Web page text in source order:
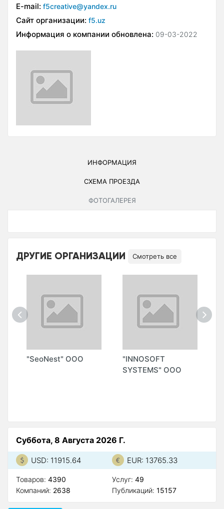
E-mail: f5creative@yandex.ru
Сайт организации: f5.uz
Информация о компании обновлена: 09-03-2022
ИНФОРМАЦИЯ
СХЕМА ПРОЕЗДА
ФОТОГАЛЕРЕЯ
ДРУГИЕ ОРГАНИЗАЦИИ Смотреть все
"SeoNest" ООО
"INNOSOFT
SYSTEMS" ООО
Суббота, 8 Августа 2026 Г.
USD: 11915.64 EUR: 13765.33
Товаров: 4390
Компаний: 2638
Услуг: 49
Публикаций: 15157